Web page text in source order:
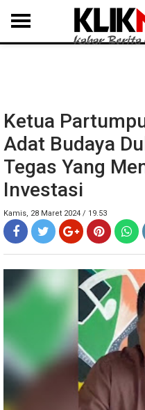
MEDAN LANGKAT DAIRI
Ketua
Adat Budaya
Tegas Yang
Investasi
Kamis, 28 Maret 2024 / 19.53